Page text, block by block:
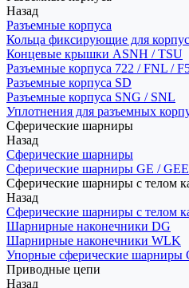
Назад
Разъемные корпуса
Кольца фиксирующие для
Концевые крышки ASNH / TSU
Разъемные корпуса 722 / FNL /
Разъемные корпуса SD
Разъемные корпуса SNG / SNL
Уплотнения для разъемных
Сферические шарниры
Назад
Сферические шарниры
Сферические шарниры GE /
Сферические шарниры с телом
Назад
Сферические шарниры с телом
Шарнирные наконечники DG
Шарнирные наконечники WLK
Упорные сферические шарниры
Приводные цепи
Назад